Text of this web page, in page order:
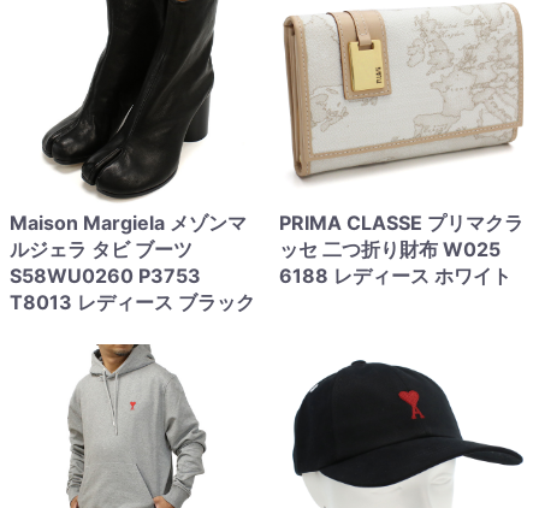
Maison Margiela メゾンマ
ルジェラ タビ ブーツ
S58WU0260 P3753
T8013 レディース ブラック
PRIMA CLASSE プリマクラ
ッセ 二つ折り財布 W025
6188 レディース ホワイト